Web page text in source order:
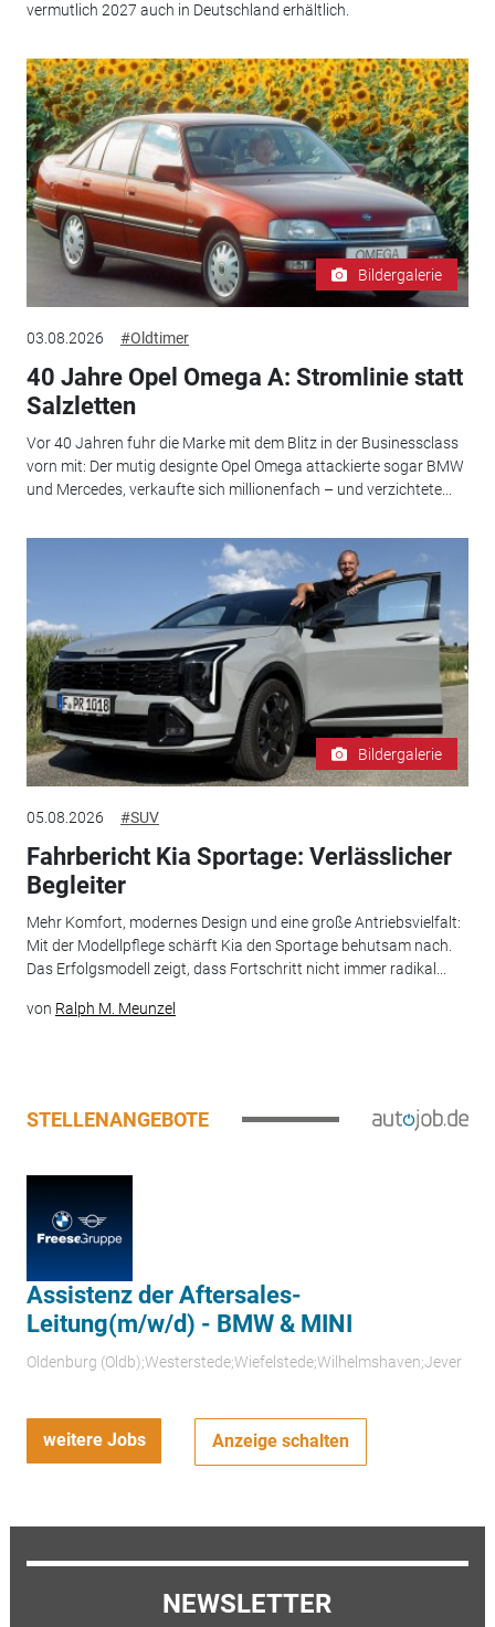
vermutlich 2027 auch in Deutschland erhältlich.
Bildergalerie
03.08.2026 #Oldtimer
40 Jahre Opel Omega A: Stromlinie statt
Salzletten
Vor 40 Jahren fuhr die Marke mit dem Blitz in der Businessclass
vorn mit: Der mutig designte Opel Omega attackierte sogar BMW
und Mercedes, verkaufte sich millionenfach – und verzichtete...
Bildergalerie
05.08.2026 #SUV
Fahrbericht Kia Sportage: Verlässlicher
Begleiter
Mehr Komfort, modernes Design und eine große Antriebsvielfalt:
Mit der Modellpflege schärft Kia den Sportage behutsam nach.
Das Erfolgsmodell zeigt, dass Fortschritt nicht immer radikal...
von Ralph M. Meunzel
STELLENANGEBOTE
Assistenz der Aftersales-
Leitung(m/w/d) - BMW & MINI
Oldenburg (Oldb);Westerstede;Wiefelstede;Wilhelmshaven;Jever
weitere Jobs Anzeige schalten
NEWSLETTER